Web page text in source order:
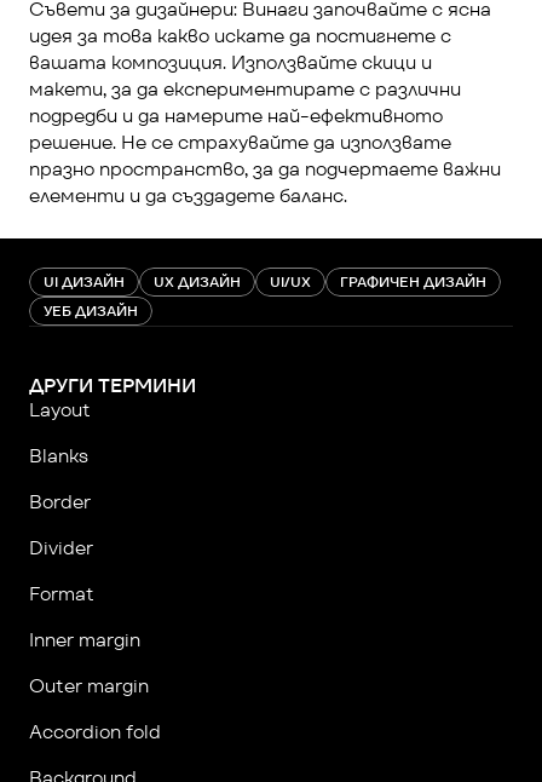
Съвети за дизайнери: Винаги започвайте с ясна
идея за това какво искате да постигнете с
вашата композиция. Използвайте скици и
макети, за да експериментирате с различни
подредби и да намерите най-ефективното
решение. Не се страхувайте да използвате
празно пространство, за да подчертаете важни
елементи и да създадете баланс.
UI ДИЗАЙН UX ДИЗАЙН UI/UX
ГРАФИЧЕН ДИЗАЙН
УЕБ ДИЗАЙН
ДРУГИ ТЕРМИНИ
Layout
Blanks
Border
Divider
Format
Inner margin
Оuter margin
Accordion fold